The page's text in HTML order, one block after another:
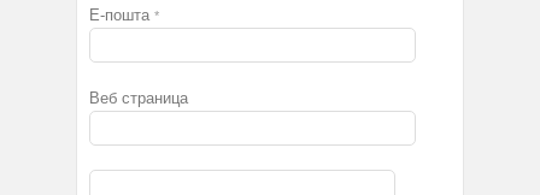
Е-пошта *
Веб страница